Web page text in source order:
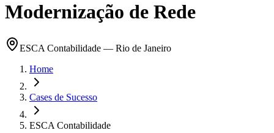
Modernização de Rede
ESCA Contabilidade — Rio de Janeiro
Home
Cases de Sucesso
ESCA Contabilidade